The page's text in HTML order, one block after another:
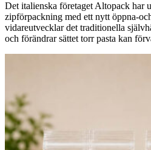
Det italienska företaget Altopack har
zipförpackning med ett nytt öppna-
vidareutvecklar det traditionella
och förändrar sättet torr pasta kan